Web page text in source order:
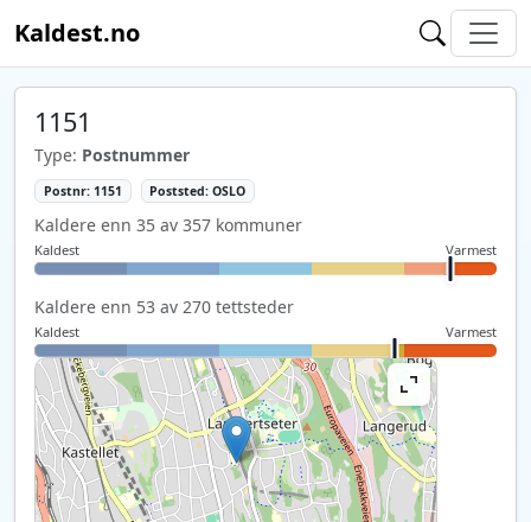
Kaldest.no
1151
Type: Postnummer
Postnr: 1151 Poststed: OSLO
Kaldere enn 35 av 357 kommuner
Kaldest Varmest
Kaldere enn 53 av 270 tettsteder
Kaldest Varmest